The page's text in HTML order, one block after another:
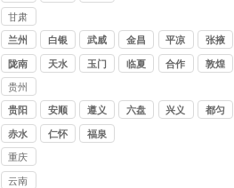
甘肃
讨债
公司
兰州 白银 武威 金昌 平凉 张掖
陇南 天水 玉门 临夏 合作 敦煌
贵州
讨债
公司
贵阳 安顺 遵义
六盘
兴义 都匀
赤水 仁怀 福泉
重庆
讨债
云南